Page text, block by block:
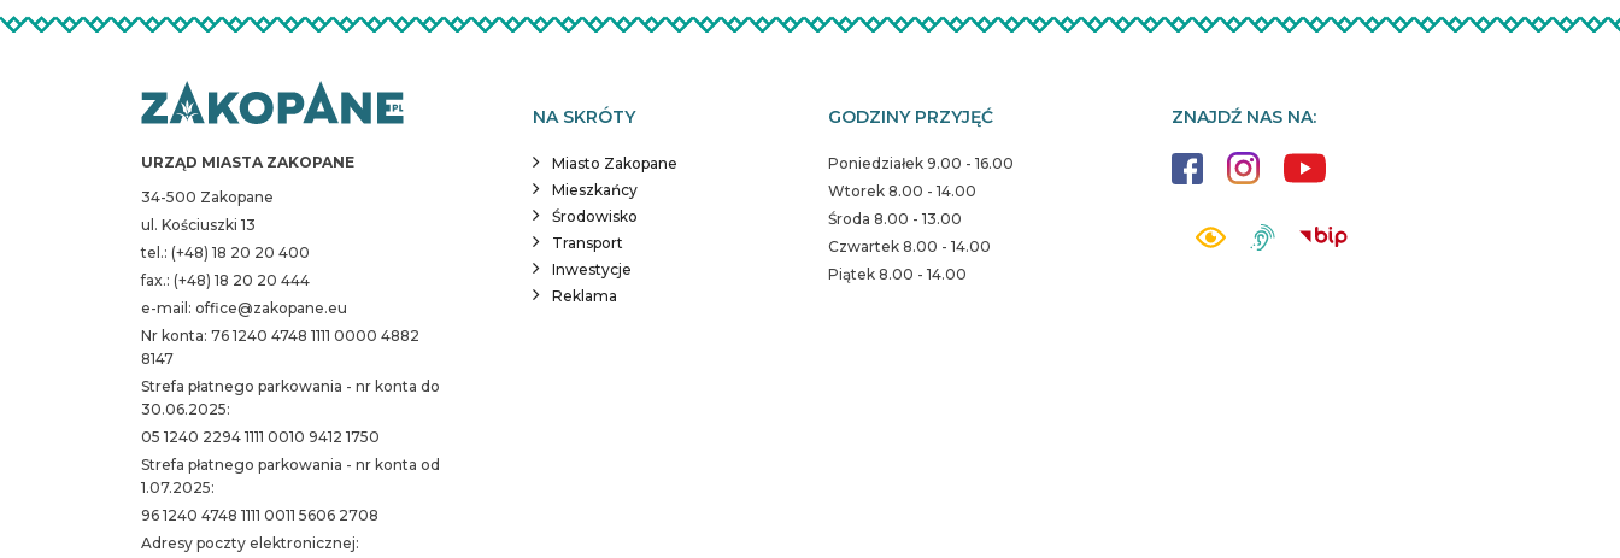
URZĄD MIASTA ZAKOPANE
34-500 Zakopane
ul. Kościuszki 13
tel.: (+48) 18 20 20 400
fax.: (+48) 18 20 20 444
e-mail: office@zakopane.eu
Nr konta: 76 1240 4748 1111 0000 4882
8147
Strefa płatnego parkowania - nr konta do
30.06.2025:
05 1240 2294 1111 0010 9412 1750
Strefa płatnego parkowania - nr konta od
1.07.2025:
96 1240 4748 1111 0011 5606 2708
Adresy poczty elektronicznej:
NA SKRÓTY
Miasto Zakopane
Mieszkańcy
Środowisko
Transport
Inwestycje
Reklama
GODZINY PRZYJĘĆ
Poniedziałek 9.00 - 16.00
Wtorek 8.00 - 14.00
Środa 8.00 - 13.00
Czwartek 8.00 - 14.00
Piątek 8.00 - 14.00
ZNAJDŹ NAS NA: